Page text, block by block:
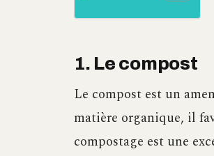
1. Le compost
Le compost est un
matière organique, il
compostage est une